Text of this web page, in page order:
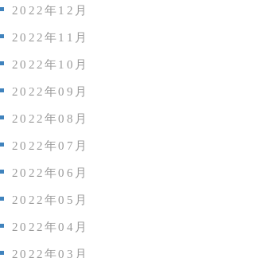
2022年12月
2022年11月
2022年10月
2022年09月
2022年08月
2022年07月
2022年06月
2022年05月
2022年04月
2022年03月